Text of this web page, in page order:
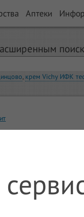
Аптеки
, крем Vichy ИФК